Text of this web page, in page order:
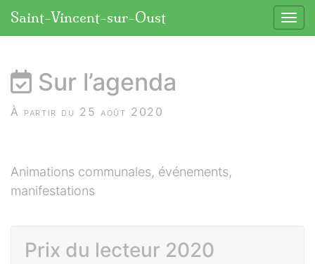
Saint-Vincent-sur-Oust
Sur l’agenda
À partir du 25 août 2020
Animations communales, événements,
manifestations
Prix du lecteur 2020
Panneau de gestion des cookies